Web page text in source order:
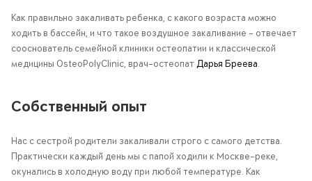
Как правильно закаливать ребенка, с какого возраста можно
ходить в бассейн, и что такое воздушное закаливание – отвечает
сооснователь семейной клиники остеопатии и классической
медицины OsteoPolyClinic, врач-остеопат Дарья Бреева.
Собственный опыт
Нас с сестрой родители закаливали строго с самого детства.
Практически каждый день мы с папой ходили к Москве-реке,
окунались в холодную воду при любой температуре. Как